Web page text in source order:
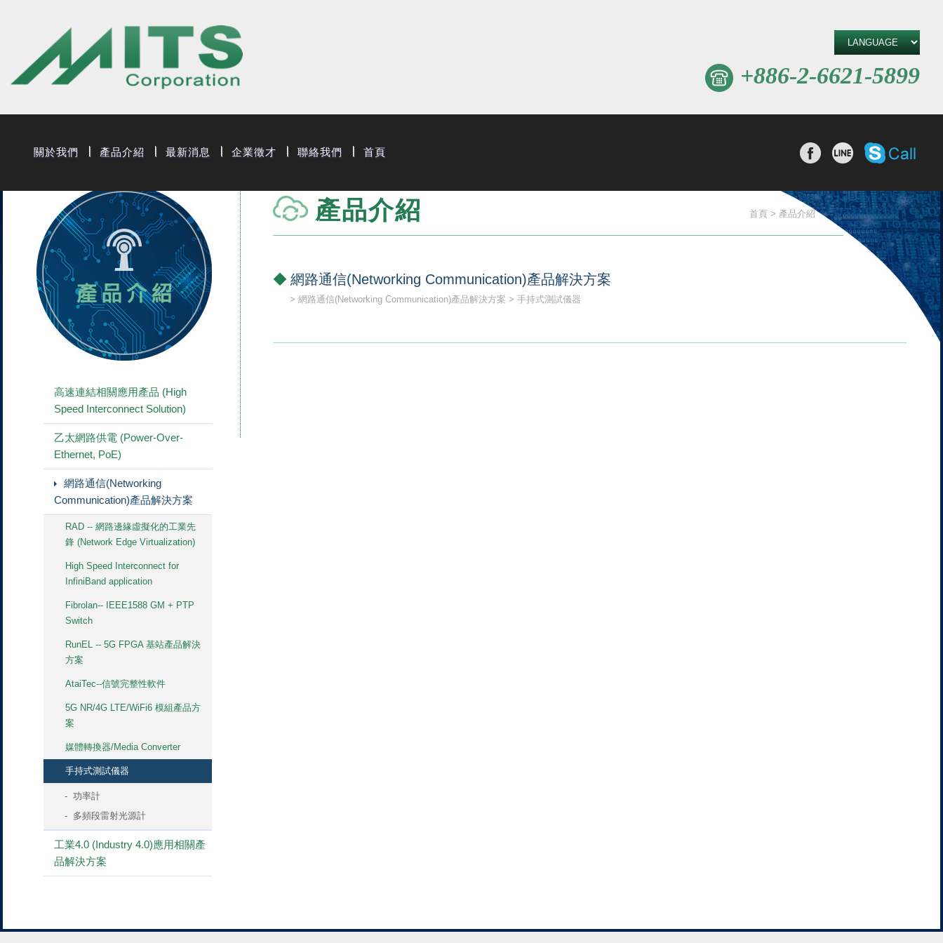
關於我們 產品介紹 最新消息 企業徵才 聯絡我們 首頁 分享至Facebook
分享至line
+886-2-6621-5899
高速連結相關應用產品 (High
Speed Interconnect Solution)
乙太網路供電 (Power-Over-
Ethernet, PoE)
網路通信(Networking
Communication)產品解決方案
RAD -- 網路邊緣虛擬化的工業先
鋒 (Network Edge Virtualization)
High Speed Interconnect for
InfiniBand application
Fibrolan-- IEEE1588 GM + PTP
Switch
RunEL -- 5G FPGA 基站產品解決
方案
AtaiTec--信號完整性軟件
5G NR/4G LTE/WiFi6 模組產品方
案
媒體轉換器/Media Converter
手持式測試儀器
功率計
多頻段雷射光源計
工業4.0 (Industry 4.0)應用相關產
品解決方案
首頁 產品介紹
產品介紹
網路通信(Networking Communication)產品解決方案
網路通信(Networking Communication)產品解決方案 手持式測試儀器